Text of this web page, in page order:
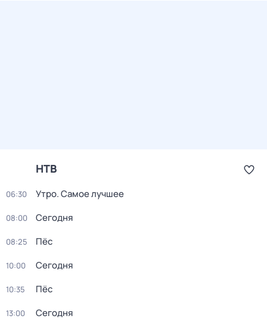
НТВ
06:30 Утро. Самое лучшее
08:00 Сегодня
08:25 Пёс
10:00 Сегодня
10:35 Пёс
13:00 Сегодня